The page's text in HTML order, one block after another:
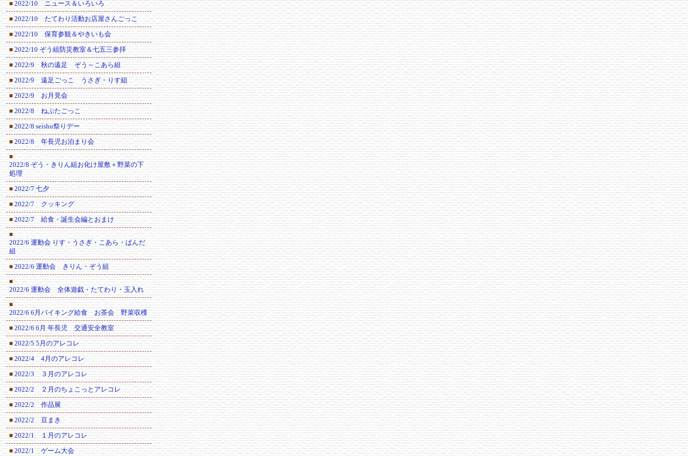
■ 2022/10 ニュース＆いろいろ
■ 2022/10 たてわり活動お店屋さんごっこ
■ 2022/10 保育参観＆やきいも会
■ 2022/10 ぞう組防災教室＆七五三参拝
■ 2022/9 秋の遠足 ぞう～こあら組
■ 2022/9 遠足ごっこ うさぎ・りす組
■ 2022/9 お月見会
■ 2022/8 ねぷたごっこ
■ 2022/8 seishu祭りデー
■ 2022/8 年長児お泊まり会
■
2022/8 ぞう・きりん組お化け屋敷＋野菜の下
処理
■ 2022/7 七夕
■ 2022/7 クッキング
■ 2022/7 給食・誕生会編とおまけ
■
2022/6 運動会 りす・うさぎ・こあら・ぱんだ
組
■ 2022/6 運動会 きりん・ぞう組
■
2022/6 運動会 全体遊戯・たてわり・玉入れ
■
2022/6 6月バイキング給食 お茶会 野菜収穫
■ 2022/6 6月 年長児 交通安全教室
■ 2022/5 5月のアレコレ
■ 2022/4 4月のアレコレ
■ 2022/3 ３月のアレコレ
■ 2022/2 ２月のちょこっとアレコレ
■ 2022/2 作品展
■ 2022/2 豆まき
■ 2022/1 １月のアレコレ
■ 2022/1 ゲーム大会